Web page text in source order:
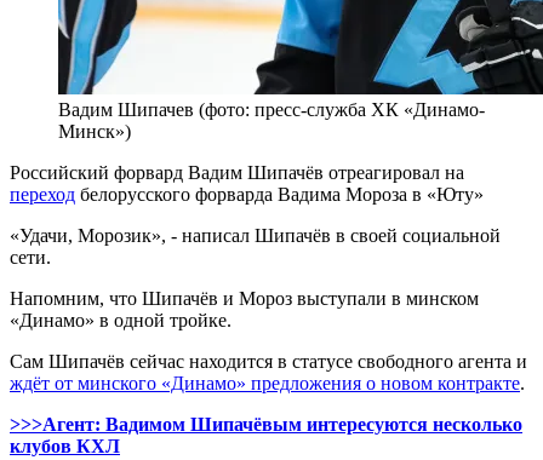
Вадим Шипачев (фото: пресс-служба ХК «Динамо-
Минск»)
Российский форвард Вадим Шипачёв отреагировал на
переход белорусского форварда Вадима Мороза в «Юту»
«Удачи, Морозик», - написал Шипачёв в своей социальной
сети.
Напомним, что Шипачёв и Мороз выступали в минском
«Динамо» в одной тройке.
Сам Шипачёв сейчас находится в статусе свободного агента и
ждёт от минского «Динамо» предложения о новом контракте.
>>>Агент: Вадимом Шипачёвым интересуются несколько
клубов КХЛ